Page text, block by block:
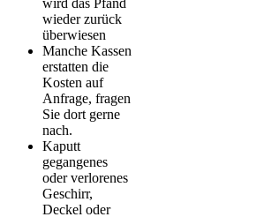
wird das Pfand
wieder zurück
überwiesen
Manche Kassen
erstatten die
Kosten auf
Anfrage, fragen
Sie dort gerne
nach.
Kaputt
gegangenes
oder verlorenes
Geschirr,
Deckel oder